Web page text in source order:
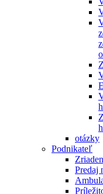
otázky
Podnikateľ
Predaj